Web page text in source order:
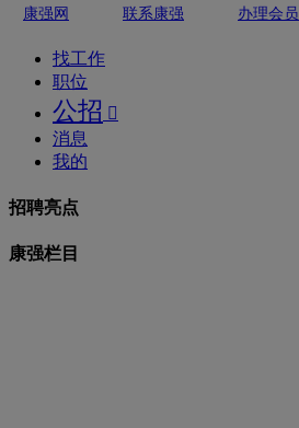
康强网
联系康强 办理会员
找工作
职位
公招 
消息
我的
招聘亮点
康强栏目